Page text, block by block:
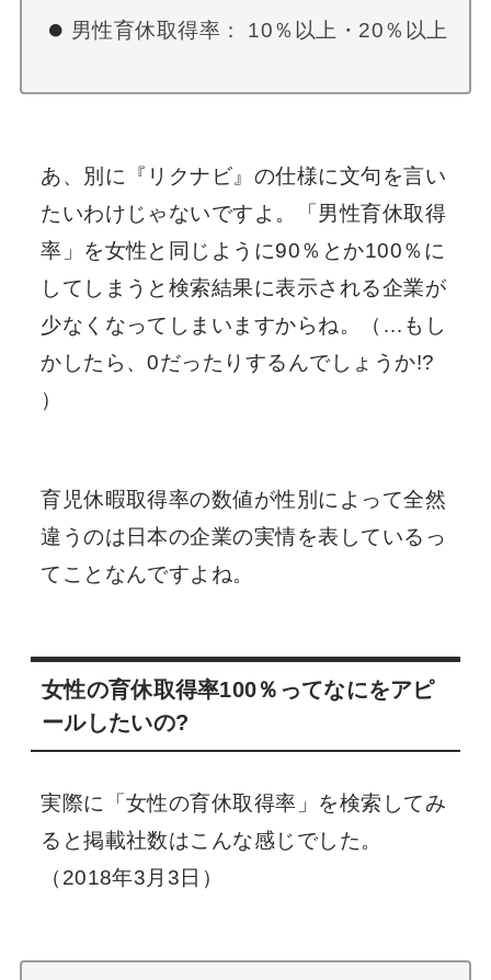
男性育休取得率： 10％以上・20％以上
あ、別に『リクナビ』の仕様に文句を言い
たいわけじゃないですよ。「男性育休取得
率」を女性と同じように90％とか100％に
してしまうと検索結果に表示される企業が
少なくなってしまいますからね。（…もし
かしたら、0だったりするんでしょうか!?
）
育児休暇取得率の数値が性別によって全然
違うのは日本の企業の実情を表しているっ
てことなんですよね。
女性の育休取得率100％ってなにをアピ
ールしたいの?
実際に「女性の育休取得率」を検索してみ
ると掲載社数はこんな感じでした。
（2018年3月3日）